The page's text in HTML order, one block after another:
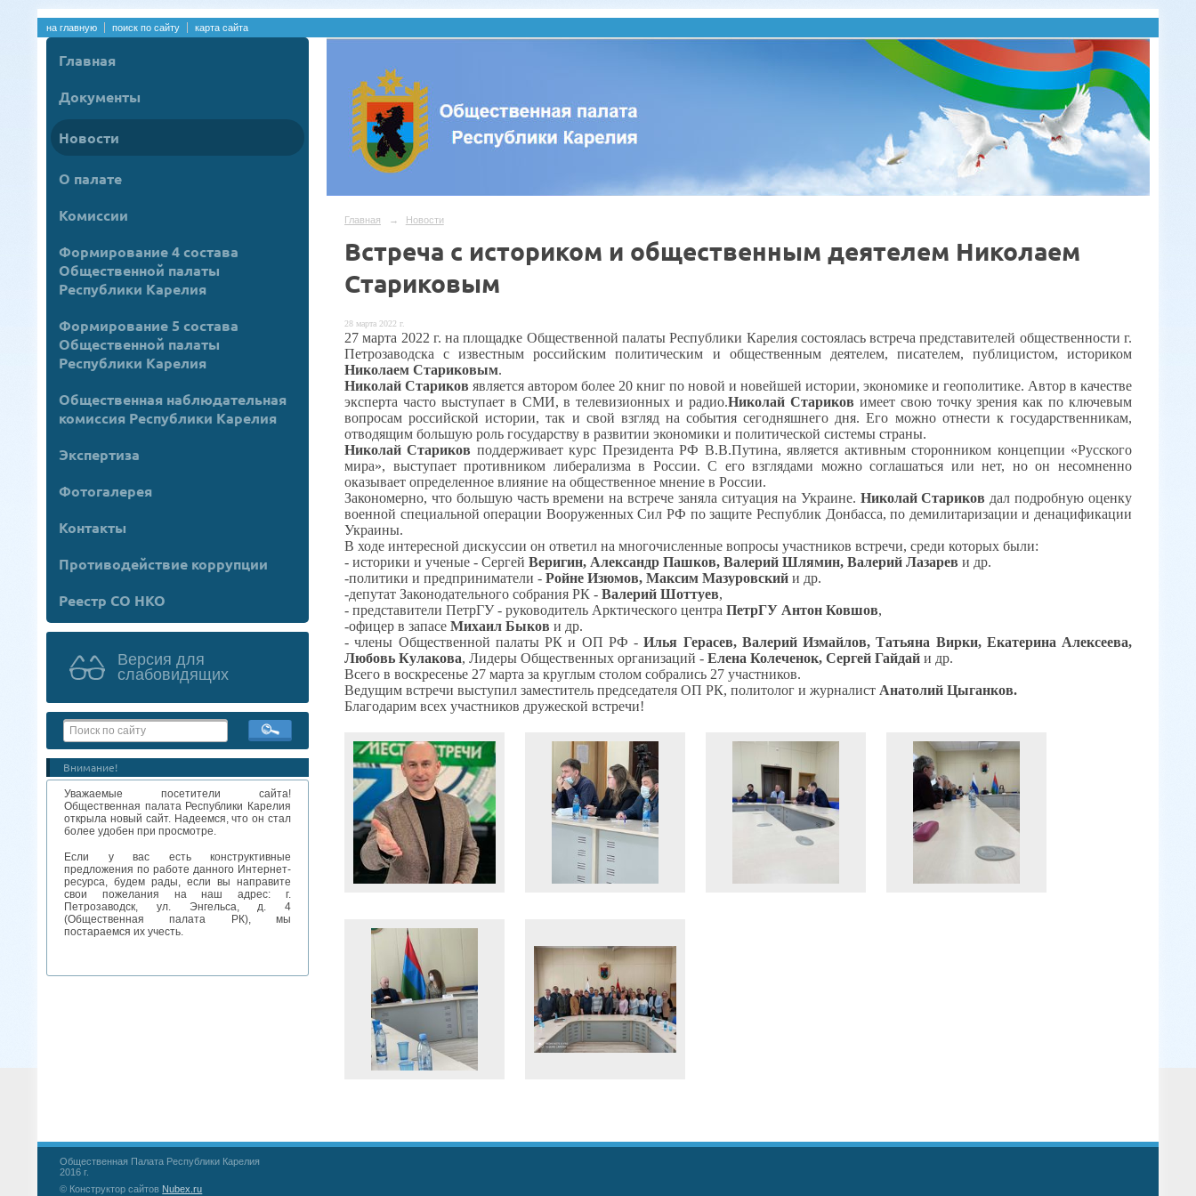
на главную поиск по сайту карта сайта
Главная
Документы
Новости
О палате
Комиссии
Формирование 4 состава
Общественной палаты
Республики Карелия
Формирование 5 состава
Общественной палаты
Республики Карелия
Общественная наблюдательная
комиссия Республики Карелия
Экспертиза
Фотогалерея
Контакты
Противодействие коррупции
Реестр СО НКО
Версия для
слабовидящих
Внимание!
Уважаемые посетители сайта!
Общественная палата Республики Карелия
открыла новый сайт. Надеемся, что он стал
более удобен при просмотре.
Если у вас есть конструктивные
предложения по работе данного Интернет-
ресурса, будем рады, если вы направите
свои пожелания на наш адрес: г.
Петрозаводск, ул. Энгельса, д. 4
(Общественная палата РК), мы
постараемся их учесть.
Главная → Новости
Встреча с историком и общественным деятелем Николаем
Стариковым
28 марта 2022 г.
27 марта 2022 г. на площадке Общественной палаты Республики Карелия состоялась встреча представителей общественности г.
Петрозаводска с известным российским политическим и общественным деятелем, писателем, публицистом, историком
Николаем Стариковым.
Николай Стариков является автором более 20 книг по новой и новейшей истории, экономике и геополитике. Автор в качестве
эксперта часто выступает в СМИ, в телевизионных и радио.Николай Стариков имеет свою точку зрения как по ключевым
вопросам российской истории, так и свой взгляд на события сегодняшнего дня. Его можно отнести к государственникам,
отводящим большую роль государству в развитии экономики и политической системы страны.
Николай Стариков поддерживает курс Президента РФ В.В.Путина, является активным сторонником концепции «Русского
мира», выступает противником либерализма в России.С его взглядами можно соглашаться или нет, но он несомненно
оказывает определенное влияние на общественное мнение в России.
Закономерно, что большую часть времени на встрече заняла ситуация на Украине. Николай Стариков дал подробную оценку
военной специальной операции Вооруженных Сил РФ по защите Республик Донбасса, по демилитаризации и денацификации
Украины.
В ходе интересной дискуссии он ответил на многочисленные вопросы участников встречи, среди которых были:
- историки и ученые - Сергей Веригин, Александр Пашков, Валерий Шлямин, Валерий Лазарев и др.
-политики и предприниматели - Ройне Изюмов, Максим Мазуровский и др.
-депутат Законодательного собрания РК - Валерий Шоттуев,
- представители ПетрГУ - руководитель Арктического центра ПетрГУ Антон Ковшов,
-офицер в запасе Михаил Быков и др.
- члены Общественной палаты РК и ОП РФ -Илья Герасев, Валерий Измайлов, Татьяна Вирки, Екатерина Алексеева,
Любовь Кулакова, Лидеры Общественных организаций - Елена Колеченок, Сергей Гайдай и др.
Всего в воскресенье 27 марта за круглым столом собрались 27 участников.
Ведущим встречи выступил заместитель председателя ОП РК, политолог и журналист Анатолий Цыганков.
Благодарим всех участников дружеской встречи!
Общественная Палата Республики Карелия
2016 г.
© Конструктор сайтов Nubex.ru